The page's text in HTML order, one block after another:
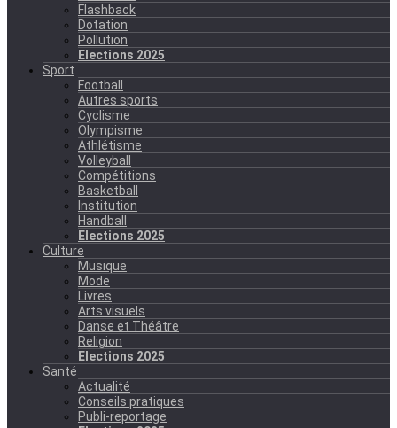
Flashback
Dotation
Pollution
Elections 2025
Sport
Football
Autres sports
Cyclisme
Olympisme
Athlétisme
Volleyball
Compétitions
Basketball
Institution
Handball
Elections 2025
Culture
Musique
Mode
Livres
Arts visuels
Danse et Théâtre
Religion
Elections 2025
Santé
Actualité
Conseils pratiques
Publi-reportage